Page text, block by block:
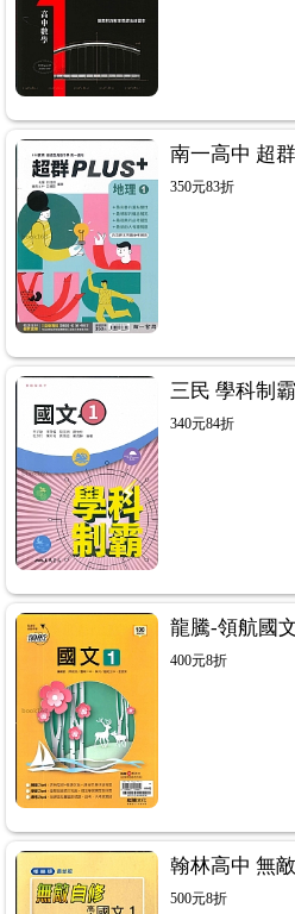
南一高中 超
350元83折
三民 學科制
340元84折
龍騰-領航國
400元8折
翰林高中 無
500元8折